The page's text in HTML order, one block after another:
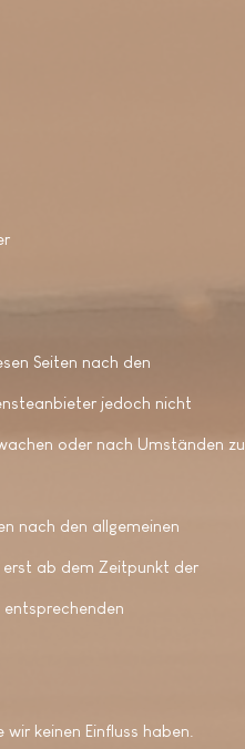
Seiten nach den
jedoch nicht
oder nach Umständen zu
nach den allgemeinen
erst ab dem Zeitpunkt der
entsprechenden
keinen Einfluss haben.